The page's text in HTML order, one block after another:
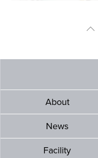
About
News
Facility